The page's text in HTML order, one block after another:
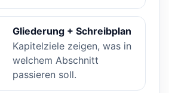
Gliederung + Schreibplan
Kapitelziele zeigen, was in
welchem Abschnitt
passieren soll.